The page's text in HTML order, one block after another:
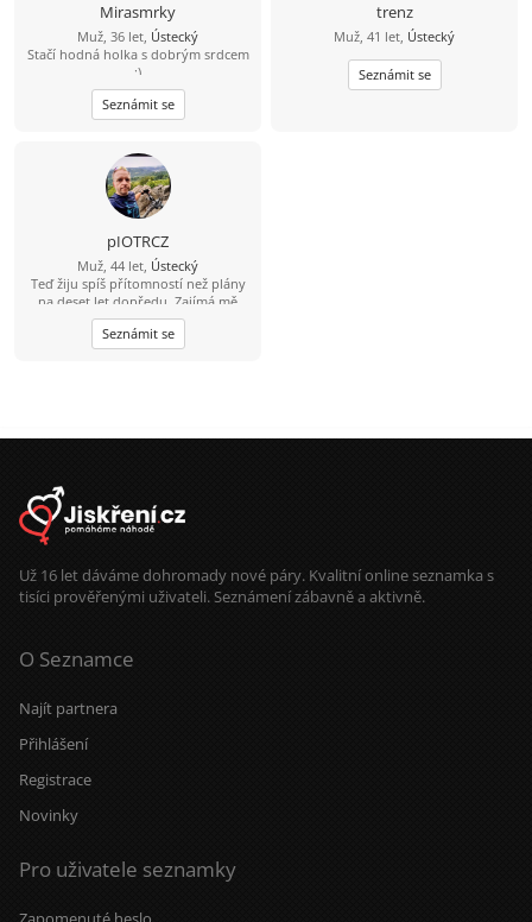
Mirasmrky
Muž, 36 let, Ústecký
Stačí hodná holka s dobrým srdcem
:)
Seznámit se
trenz
Muž, 41 let, Ústecký
Seznámit se
pIOTRCZ
Muž, 44 let, Ústecký
Teď žiju spíš přítomností než plány
na deset let dopředu. Zajímá mě
chemie, autenticita a pohoda mezi
dvěma lidmi. Bez her, bez přetvářky.
Seznámit se
Už 16 let dáváme dohromady nové páry. Kvalitní online seznamka s
tisíci prověřenými uživateli. Seznámení zábavně a aktivně.
O Seznamce
Najít partnera
Přihlášení
Registrace
Novinky
Pro uživatele seznamky